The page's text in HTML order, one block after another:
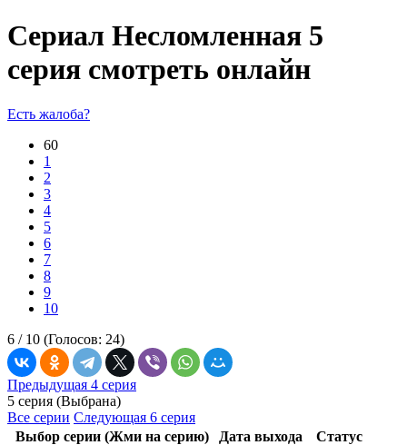
Сериал Несломленная 5
серия смотреть онлайн
Есть жалоба?
60
1
2
3
4
5
6
7
8
9
10
6 / 10 (Голосов: 24)
Предыдущая 4 серия
5 серия (Выбрана)
Все серии Следующая 6 серия
Выбор серии (Жми на серию)
Дата выхода
Статус